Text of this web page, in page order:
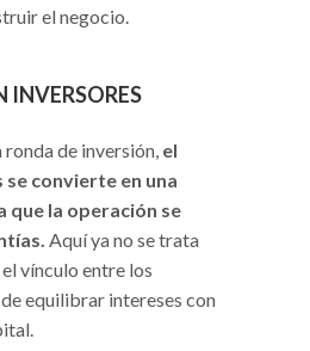
el negocio.
INVERSORES
ronda de inversión, el
convierte en una
que la operación se
Aquí ya no se trata
vínculo entre los
equilibrar intereses con